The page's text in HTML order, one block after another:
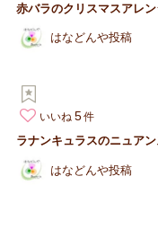
赤バラのクリスマスアレ
はなどんや投稿
いいね 5
はなどんや投稿